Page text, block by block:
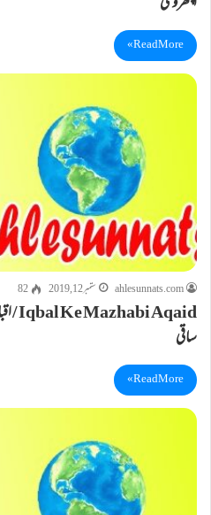
Read More »
ahlesunnats.com ستمبر 12, 2019 82
ساقی
Read More »